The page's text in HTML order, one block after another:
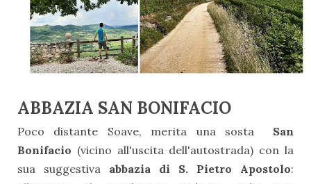
ABBAZIA SAN BONIFACIO
Poco distante Soave, merita una sosta San
Bonifacio (vicino all'uscita dell'autostrada) con la
sua suggestiva abbazia di S. Pietro Apostolo: